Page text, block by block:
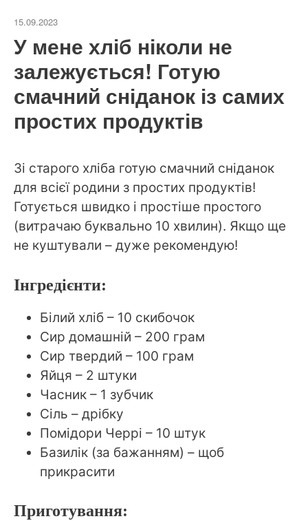
15.09.2023
У мене хліб ніколи не
залежується! Готую
смачний сніданок із самих
простих продуктів
Зі старого хліба готую смачний сніданок
для всієї родини з простих продуктів!
Готується швидко і простіше простого
(витрачаю буквально 10 хвилин). Якщо ще
не куштували – дуже рекомендую!
Інгредієнти:
Білий хліб – 10 скибочок
Сир домашній – 200 грам
Сир твердий – 100 грам
Яйця – 2 штуки
Часник – 1 зубчик
Сіль – дрібку
Помідори Черрі – 10 штук
Базилік (за бажанням) – щоб
прикрасити
Приготування: